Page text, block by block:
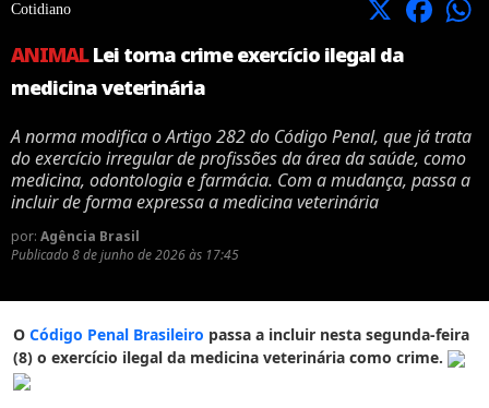
Cotidiano X Facebook
ANIMALLei torna crime exercício ilegal da
medicina veterinária
A norma modifica o Artigo 282 do Código Penal, que já trata
do exercício irregular de profissões da área da saúde, como
medicina, odontologia e farmácia. Com a mudança, passa a
incluir de forma expressa a medicina veterinária
por: Agência Brasil
Publicado 8 de junho de 2026 às 17:45
O Código Penal Brasileiro passa a incluir nesta segunda-feira
(8) o exercício ilegal da medicina veterinária como crime.